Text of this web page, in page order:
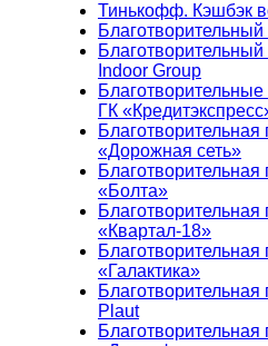
Тинькофф. Кэшбэк
Indoor Group
ГК
«Дорожная сеть»
«Болта»
«Квартал-18»
«Галактика»
Plaut